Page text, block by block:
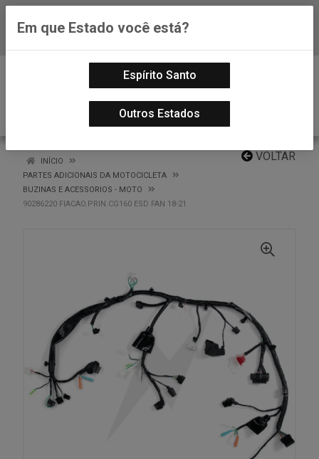
Baixe já nosso APP
VOLTAR
INÍCIO
PARTES ADICIONAIS DA MOTOCICLETA
BUZINAS E ACESSORIOS - MOTO
90286220 FIACAO.PRIN.CG160 ESD FAN 18-21
Em que Estado você está?
Espírito Santo
Outros Estados